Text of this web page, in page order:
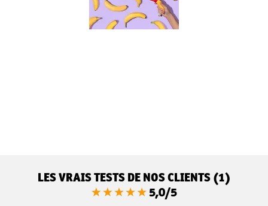
LES VRAIS TESTS DE NOS CLIENTS (1)
5,0/5